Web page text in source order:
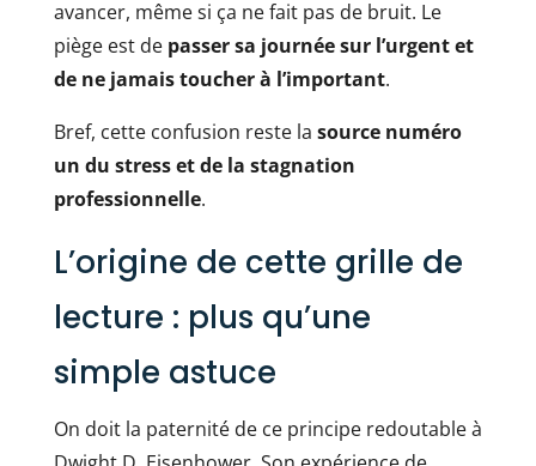
avancer, même si ça ne fait pas de bruit. Le
piège est de passer sa journée sur l’urgent et
de ne jamais toucher à l’important.
Bref, cette confusion reste la source numéro
un du stress et de la stagnation
professionnelle.
L’origine de cette grille de
lecture : plus qu’une
simple astuce
On doit la paternité de ce principe redoutable à